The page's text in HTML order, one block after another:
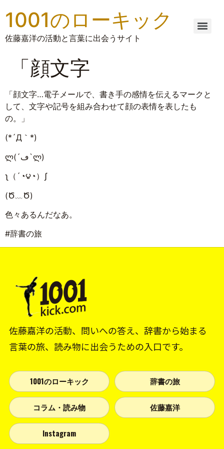
1001のローキック
佐藤嘉洋の活動と言葉に出会うサイト
「顔文字
「顔文字…電子メールで、書き手の感情を伝えるマークと
して、文字や記号を組み合わせて顔の表情を表したも
の。」
(*´Д｀*)
ლ(´ڡ`ლ)
ʅ（´◔౪◔）ʃ
(Ծ﹏Ծ)
色々あるんだなあ。
#辞書の旅
佐藤嘉洋の活動、問いへの答え、辞書から始まる
言葉の旅、読み物に出会うための入口です。
1001のローキック 辞書の旅
コラム・読み物 佐藤嘉洋
Instagram